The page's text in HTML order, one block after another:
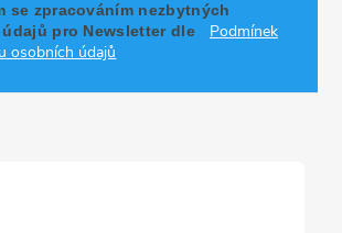
se zpracováním nezbytných
pro Newsletter dle
Podmínek
osobních údajů